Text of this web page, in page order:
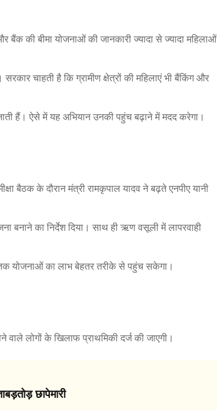
बैंक की बीमा योजनाओं की जानकारी ज्यादा से ज्यादा महिलाओं
चाहती है कि ग्रामीण क्षेत्रों की महिलाएं भी बैंकिंग और
हैं। ऐसे में यह अभियान उनकी पहुंच बढ़ाने में मदद करेगा।
बैठक के दौरान मंत्री रामकृपाल यादव ने बढ़ते एनपीए यानी
बनाने का निर्देश दिया। साथ ही ऋण वसूली में लापरवाही
योजनाओं का लाभ बेहतर तरीके से पहुंच सकेगा।
लोगों के खिलाफ प्राथमिकी दर्ज की जाएगी।
छापेमारी